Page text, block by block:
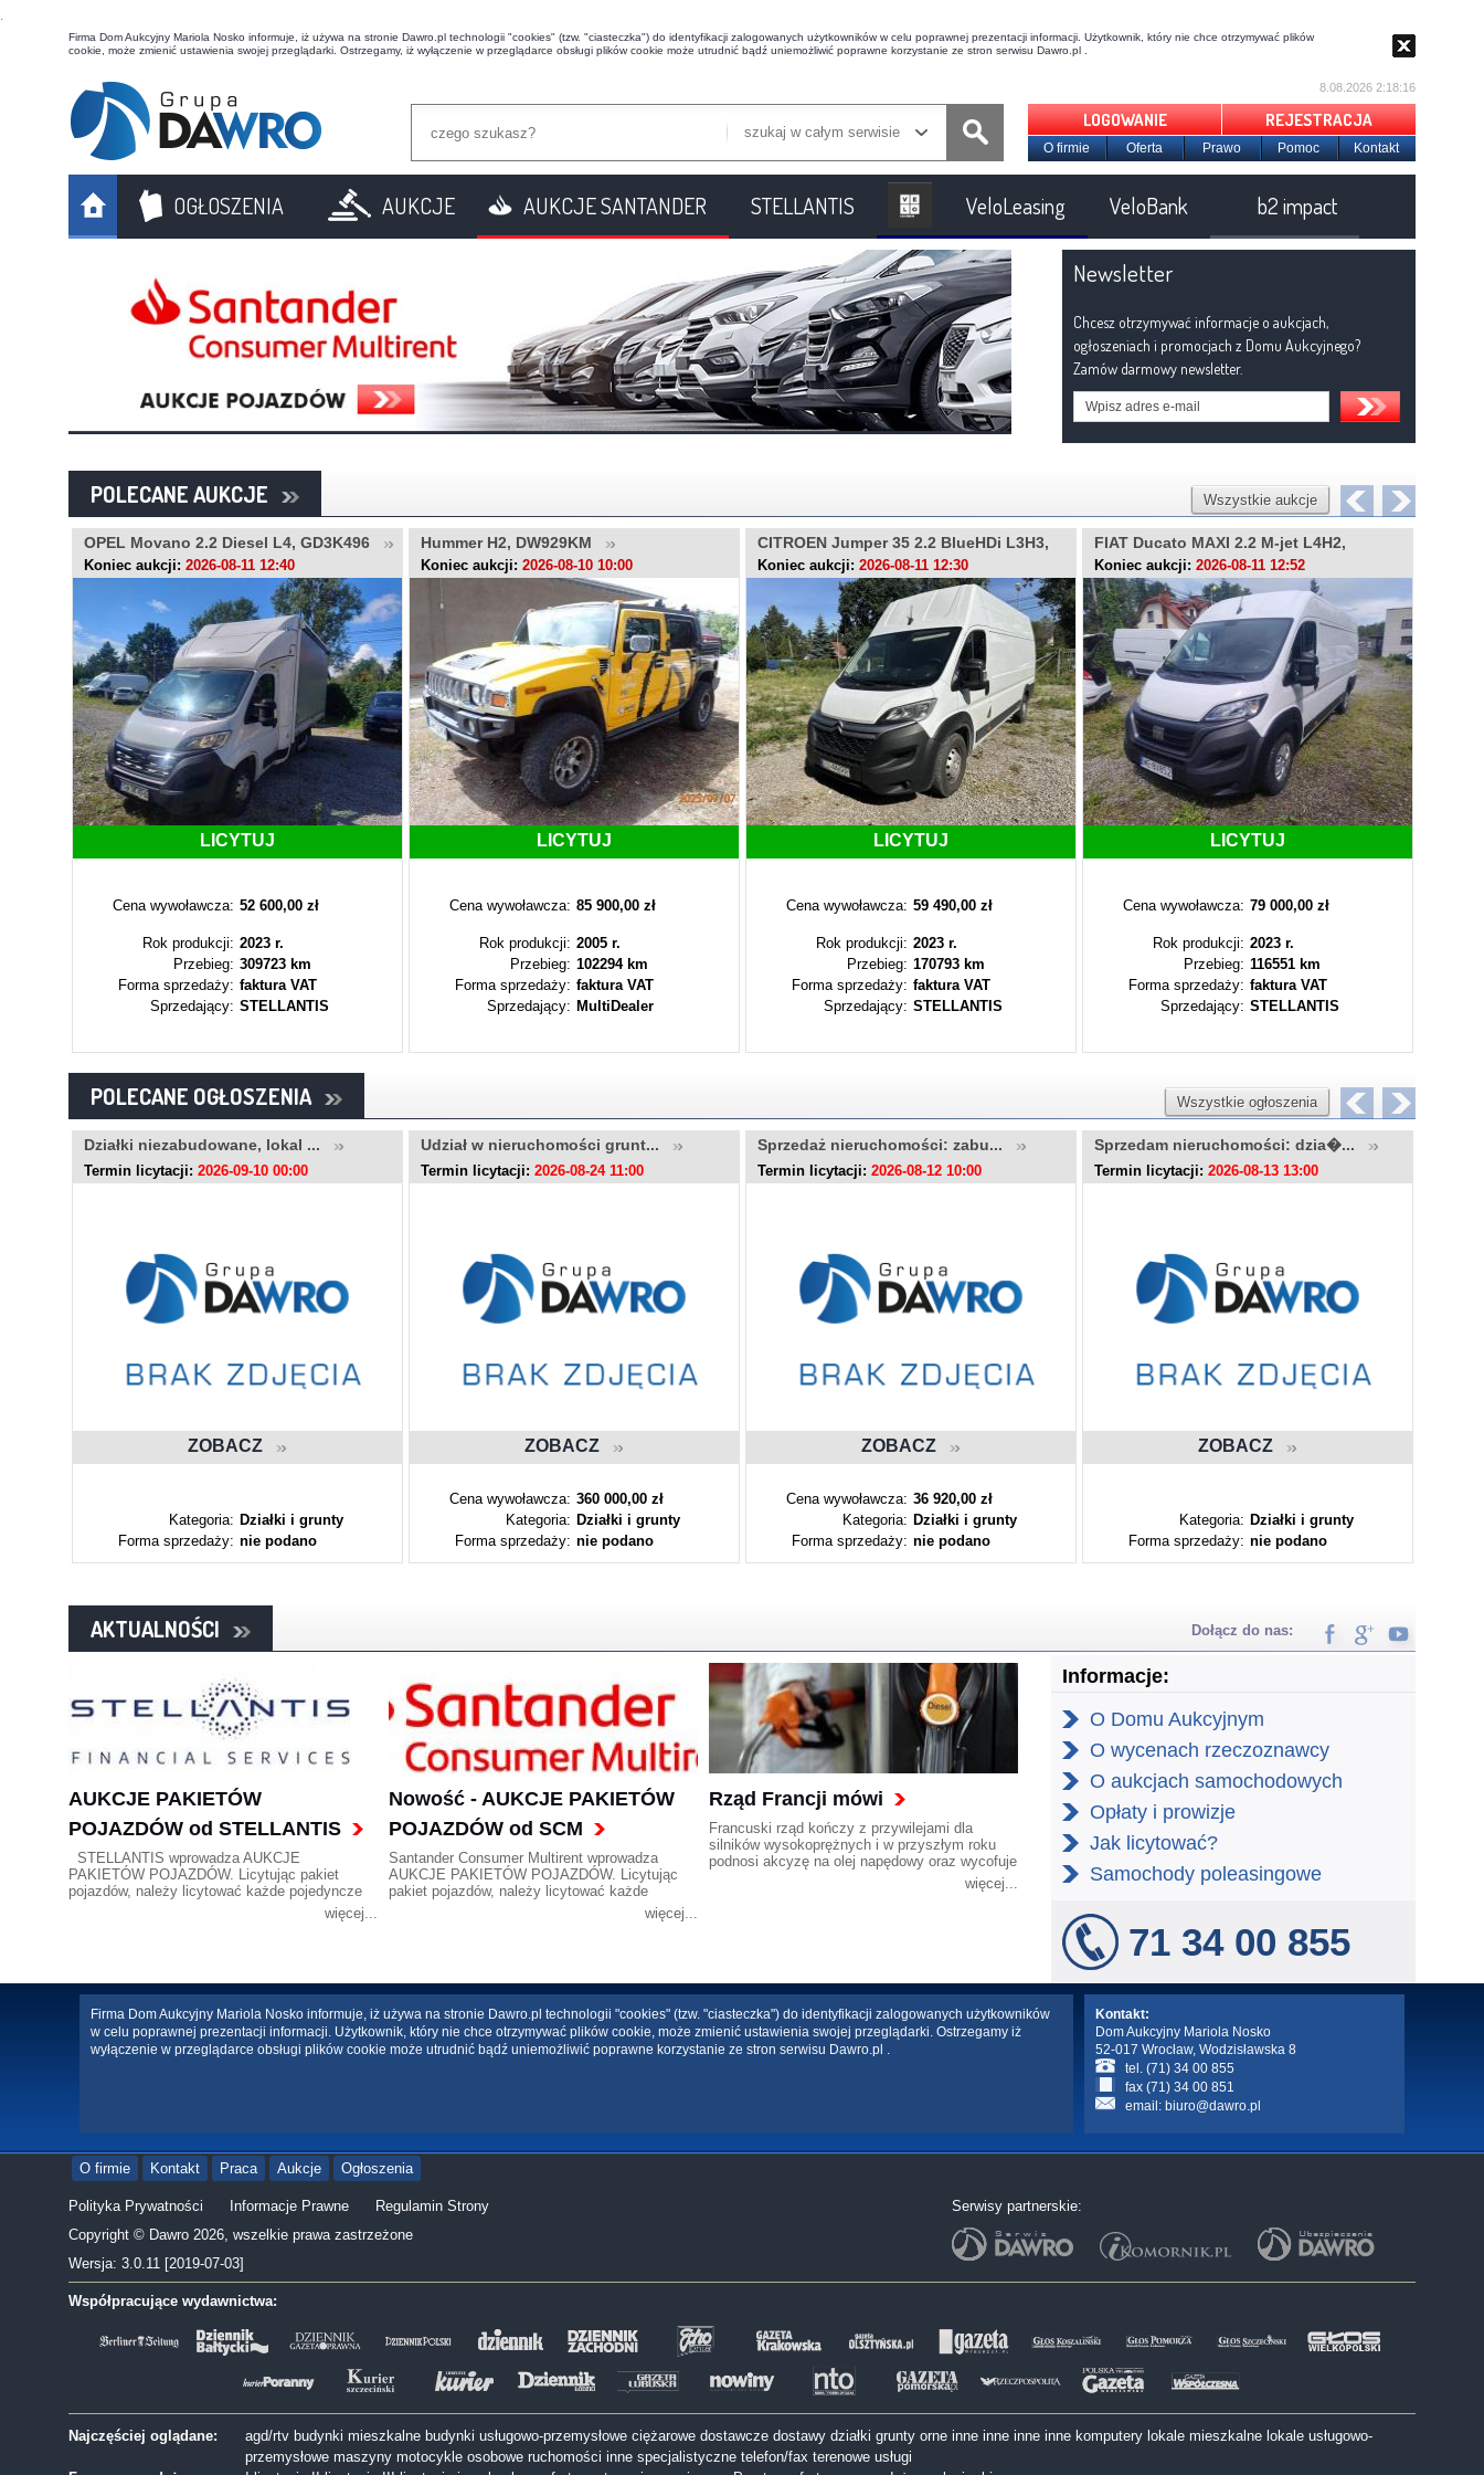
t
Firma Dom Aukcyjny Mariola Nosko informuje, iż używa na stronie Dawro.pl technologii "cookies" (tzw. "ciasteczka") do identyfikacji zalogowanych użytkowników w celu poprawnej prezentacji informacji. Użytkownik, który nie chce otrzymywać plików
cookie, może zmienić ustawienia swojej przeglądarki. Ostrzegamy, iż wyłączenie w przeglądarce obsługi plików cookie może utrudnić bądź uniemożliwić poprawne korzystanie ze stron serwisu Dawro.pl .
szukaj w całym serwisie
8.08.2026 2:18:17
LOGOWANIE REJESTRACJA
O firmie Oferta Prawo Pomoc Kontakt
OGŁOSZENIA AUKCJE AUKCJE SANTANDER STELLANTIS VeloLeasing VeloBank b2 impact
Newsletter
Chcesz otrzymywać informacje o aukcjach,
ogłoszeniach i promocjach z Domu Aukcyjnego?
Zamów darmowy newsletter.
POLECANE AUKCJE Wszystkie aukcje
OPEL Movano 2.2 Diesel L4, GD3K496
Koniec aukcji: 2026-08-11 12:40
LICYTUJ
Cena wywoławcza: 52 600,00 zł
Rok produkcji: 2023 r.
Przebieg: 309723 km
Forma sprzedaży: faktura VAT
Sprzedający: STELLANTIS
Hummer H2, DW929KM
Koniec aukcji: 2026-08-10 10:00
LICYTUJ
Cena wywoławcza: 85 900,00 zł
Rok produkcji: 2005 r.
Przebieg: 102294 km
Forma sprzedaży: faktura VAT
Sprzedający: MultiDealer
CITROEN Jumper 35 2.2 BlueHDi L3H3,
LU446RR
Koniec aukcji: 2026-08-11 12:30
LICYTUJ
Cena wywoławcza: 59 490,00 zł
Rok produkcji: 2023 r.
Przebieg: 170793 km
Forma sprzedaży: faktura VAT
Sprzedający: STELLANTIS
FIAT Ducato MAXI 2.2 M-jet L4H2,
WE8V852
Koniec aukcji: 2026-08-11 12:52
LICYTUJ
Cena wywoławcza: 79 000,00 zł
Rok produkcji: 2023 r.
Przebieg: 116551 km
Forma sprzedaży: faktura VAT
Sprzedający: STELLANTIS
POLECANE OGŁOSZENIA Wszystkie ogłoszenia
Działki niezabudowane, lokal ...
Termin licytacji: 2026-09-10 00:00
ZOBACZ
Kategoria: Działki i grunty
Forma sprzedaży: nie podano
Udział w nieruchomości grunt...
Termin licytacji: 2026-08-24 11:00
ZOBACZ
Cena wywoławcza: 360 000,00 zł
Kategoria: Działki i grunty
Forma sprzedaży: nie podano
Sprzedaż nieruchomości: zabu...
Termin licytacji: 2026-08-12 10:00
ZOBACZ
Cena wywoławcza: 36 920,00 zł
Kategoria: Działki i grunty
Forma sprzedaży: nie podano
Sprzedam nieruchomości: dzia�...
Termin licytacji: 2026-08-13 13:00
ZOBACZ
Kategoria: Działki i grunty
Forma sprzedaży: nie podano
AKTUALNOŚCI Dołącz do nas:
AUKCJE PAKIETÓW
POJAZDÓW od STELLANTIS
STELLANTIS wprowadza AUKCJE
PAKIETÓW POJAZDÓW. Licytując pakiet
pojazdów, należy licytować każde pojedyncze
więcej...
Nowość - AUKCJE PAKIETÓW
POJAZDÓW od SCM
Santander Consumer Multirent wprowadza
AUKCJE PAKIETÓW POJAZDÓW. Licytując
pakiet pojazdów, należy licytować każde
więcej...
Rząd Francji mówi
Francuski rząd kończy z przywilejami dla
silników wysokoprężnych i w przyszłym roku
podnosi akcyzę na olej napędowy oraz wycofuje
bonusy preferujące zakup samochodów z tego
więcej...
Informacje:
O Domu Aukcyjnym
O wycenach rzeczoznawcy
O aukcjach samochodowych
Opłaty i prowizje
Jak licytować?
Samochody poleasingowe
71 34 00 855
Firma Dom Aukcyjny Mariola Nosko informuje, iż używa na stronie Dawro.pl technologii "cookies" (tzw. "ciasteczka") do identyfikacji zalogowanych użytkowników
w celu poprawnej prezentacji informacji. Użytkownik, który nie chce otrzymywać plików cookie, może zmienić ustawienia swojej przeglądarki. Ostrzegamy iż
wyłączenie w przeglądarce obsługi plików cookie może utrudnić bądź uniemożliwić poprawne korzystanie ze stron serwisu Dawro.pl .
Kontakt:
Dom Aukcyjny Mariola Nosko
52-017 Wrocław, Wodzisławska 8
tel. (71) 34 00 855
fax (71) 34 00 851
email: biuro@dawro.pl
O firmie Kontakt Praca Aukcje Ogłoszenia
Polityka Prywatności Informacje Prawne
Regulamin Strony
Copyright © Dawro 2026, wszelkie prawa zastrzeżone
Wersja: 3.0.11 [2019-07-03]
Serwisy partnerskie:
Współpracujące wydawnictwa:
Najczęściej oglądane: agd/rtv budynki mieszkalne budynki usługowo-przemysłowe ciężarowe dostawcze dostawy działki grunty orne inne inne inne inne komputery lokale mieszkalne lokale usługowo-
przemysłowe maszyny motocykle osobowe ruchomości inne specjalistyczne telefon/fax terenowe usługi